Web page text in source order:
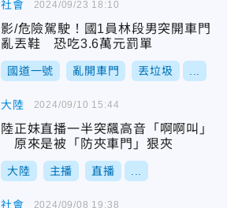
社會
影/危險駕駛！國1員林段男突開車門
亂丟鞋 恐吃3.6萬元罰單
國道一號 亂開車門 丟垃圾
2024/09/23 18:10
大陸
陸正妹直播一半突飆高音「啊啊叫」
原來是被「防夾車門」狠夾
大陸 主播 直播
2024/09/10 15:44
社會 2024/09/08 19:38